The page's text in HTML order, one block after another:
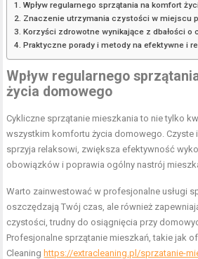
Wpływ regularnego sprzątania na komfort
Znaczenie utrzymania czystości w miejscu
Korzyści zdrowotne wynikające z dbałości o
Praktyczne porady i metody na efektywne i
Wpływ regularnego
życia domowego
Cykliczne sprzątanie mieszkania to nie tylko
wszystkim komfortu życia domowego. Czyste
sprzyja relaksowi, zwiększa efektywność
obowiązków i poprawia ogólny nastrój
Warto zainwestować w profesjonalne usługi
oszczędzają Twój czas, ale również
czystości, trudny do osiągnięcia przy
Profesjonalne sprzątanie mieszkań, takie jak
Cleaninghttps://extracleaning.pl/sprzatanie-